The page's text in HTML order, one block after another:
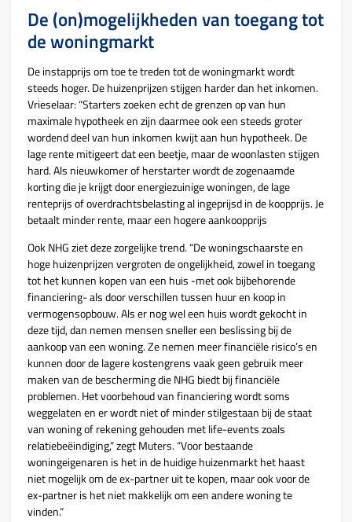
De (on)mogelijkheden van toegang tot
de woningmarkt
De instapprijs om toe te treden tot de woningmarkt wordt
steeds hoger. De huizenprijzen stijgen harder dan het inkomen.
Vrieselaar: “Starters zoeken echt de grenzen op van hun
maximale hypotheek en zijn daarmee ook een steeds groter
wordend deel van hun inkomen kwijt aan hun hypotheek. De
lage rente mitigeert dat een beetje, maar de woonlasten stijgen
hard. Als nieuwkomer of herstarter wordt de zogenaamde
korting die je krijgt door energiezuinige woningen, de lage
renteprijs of overdrachtsbelasting al ingeprijsd in de koopprijs. Je
betaalt minder rente, maar een hogere aankoopprijs
Ook NHG ziet deze zorgelijke trend. “De woningschaarste en
hoge huizenprijzen vergroten de ongelijkheid, zowel in toegang
tot het kunnen kopen van een huis -met ook bijbehorende
financiering- als door verschillen tussen huur en koop in
vermogensopbouw. Als er nog wel een huis wordt gekocht in
deze tijd, dan nemen mensen sneller een beslissing bij de
aankoop van een woning. Ze nemen meer financiële risico’s en
kunnen door de lagere kostengrens vaak geen gebruik meer
maken van de bescherming die NHG biedt bij financiële
problemen. Het voorbehoud van financiering wordt soms
weggelaten en er wordt niet of minder stilgestaan bij de staat
van woning of rekening gehouden met life-events zoals
relatiebeëindiging,” zegt Muters. “Voor bestaande
woningeigenaren is het in de huidige huizenmarkt het haast
niet mogelijk om de ex-partner uit te kopen, maar ook voor de
ex-partner is het niet makkelijk om een andere woning te
vinden.”